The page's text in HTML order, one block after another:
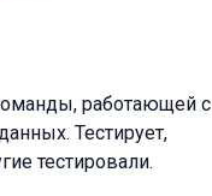
работающей с
Тестирует,
тестировали.